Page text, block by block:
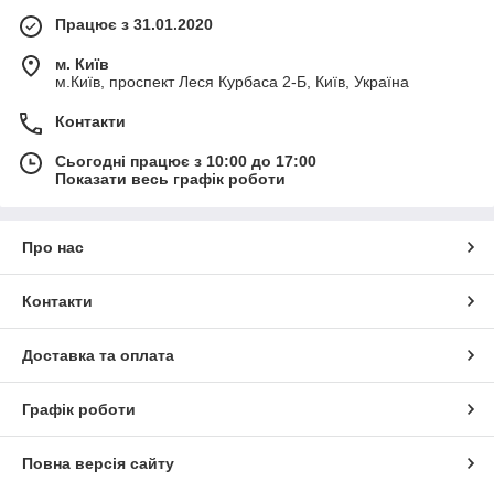
Працює з 31.01.2020
м. Київ
м.Київ, проспект Леся Курбаса 2-Б, Київ, Україна
Контакти
Сьогодні працює з 10:00 до 17:00
Показати весь графік роботи
Про нас
Контакти
Доставка та оплата
Графік роботи
Повна версія сайту